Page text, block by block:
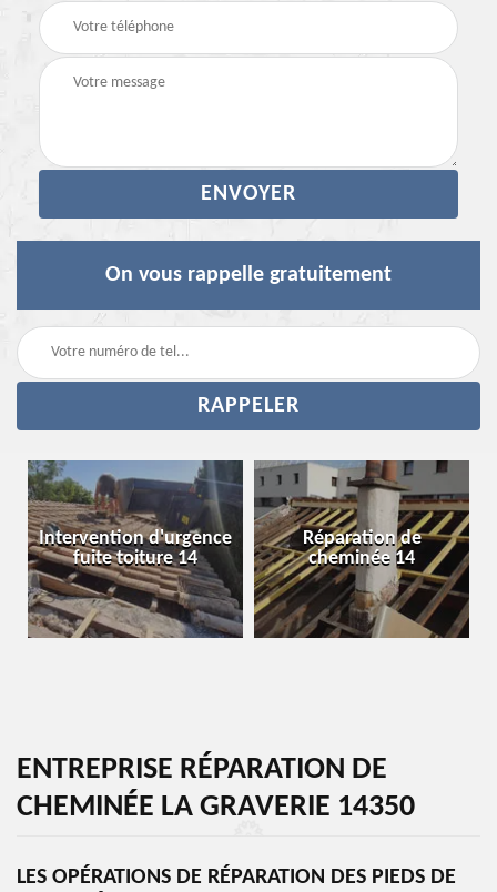
On vous rappelle gratuitement
Intervention d'urgence
fuite toiture 14
Réparation de
cheminée 14
ENTREPRISE RÉPARATION DE
CHEMINÉE LA GRAVERIE 14350
LES OPÉRATIONS DE RÉPARATION DES PIEDS DE